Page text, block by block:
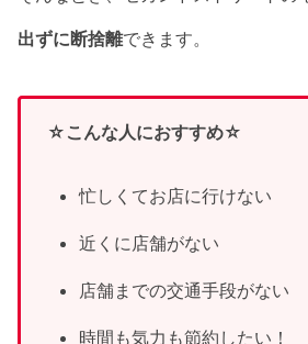
出ずに断捨離できます。
☆こんな人におすすめ☆
忙しくてお店に行けない
近くに店舗がない
店舗までの交通手段がない
時間も気力も節約したい！